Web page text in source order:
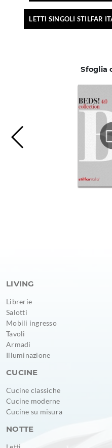
LETTI SINGOLI STILFAR
Sfoglia
LIVING
Librerie
Salotti
Mobili ingresso
Tavoli
Armadi
Illuminazione
CUCINE
Cucine classiche
Cucine moderne
Cucine su misura
NOTTE